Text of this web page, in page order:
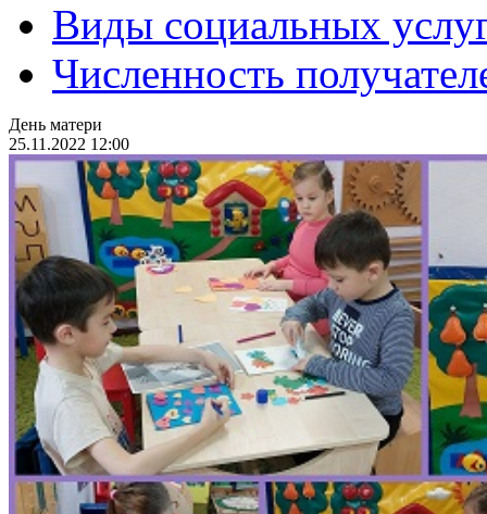
Виды социальных
Численность
День матери
25.11.2022 12:00